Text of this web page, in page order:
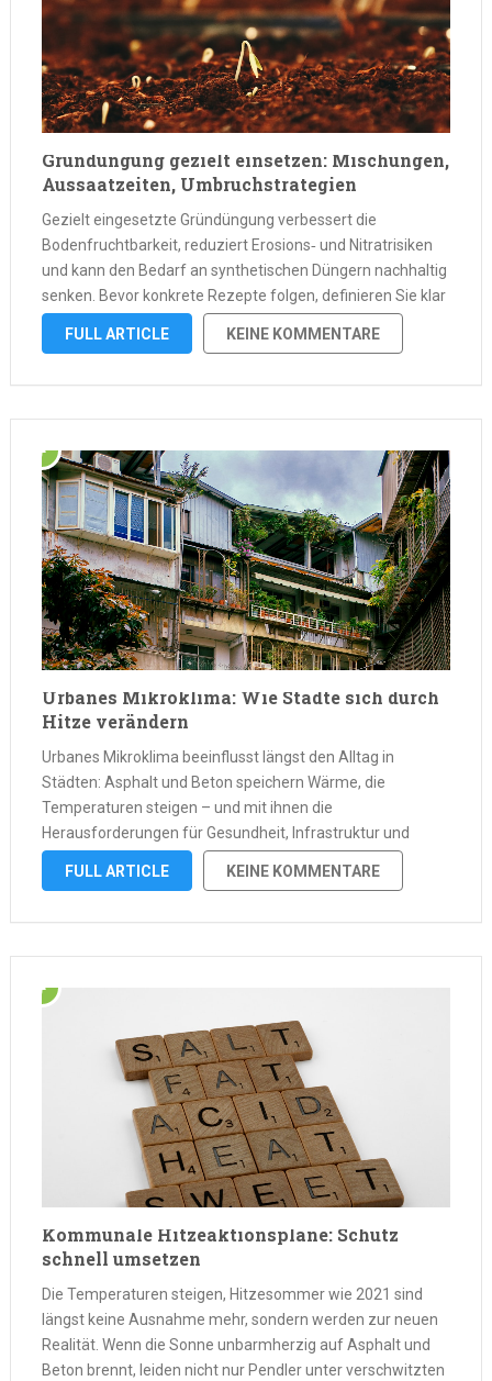
Gründüngung gezielt einsetzen: Mischungen,
Aussaatzeiten, Umbruchstrategien
Gezielt eingesetzte Gründüngung verbessert die
Bodenfruchtbarkeit, reduziert Erosions‑ und Nitratrisiken
und kann den Bedarf an synthetischen Düngern nachhaltig
senken. Bevor konkrete Rezepte folgen, definieren Sie klar
Ihr Ziel: kurzfristige Stickstoffbereitstellung, langfristiger
Humusaufbau, Tiefenlockerung, Erosionsschutz oder
FULL ARTICLE KEINE KOMMENTARE
Urbanes Mikroklima: Wie Städte sich durch
Hitze verändern
Urbanes Mikroklima beeinflusst längst den Alltag in
Städten: Asphalt und Beton speichern Wärme, die
Temperaturen steigen – und mit ihnen die
Herausforderungen für Gesundheit, Infrastruktur und
Lebensqualität. Gleichzeitig wächst das Bewusstsein für
gezielte Maßnahmen, um die Folgen von Hitzeinseln zu
FULL ARTICLE KEINE KOMMENTARE
Kommunale Hitzeaktionspläne: Schutz
schnell umsetzen
Die Temperaturen steigen, Hitzesommer wie 2021 sind
längst keine Ausnahme mehr, sondern werden zur neuen
Realität. Wenn die Sonne unbarmherzig auf Asphalt und
Beton brennt, leiden nicht nur Pendler unter verschwitzten